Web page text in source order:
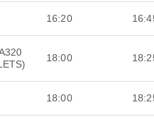
16:20
18:00
18:00